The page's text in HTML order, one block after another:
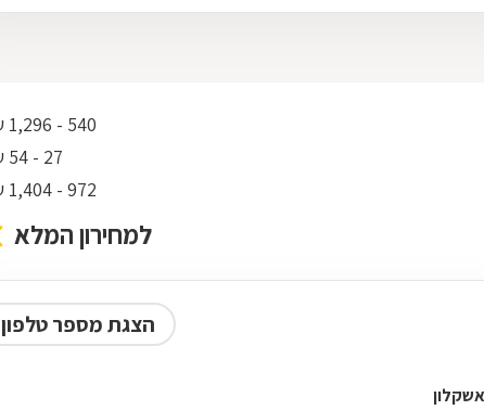
540 - 1,296 ₪
27 - 54 ₪
972 - 1,404 ₪
למחירון המלא
הצגת מספר טלפון